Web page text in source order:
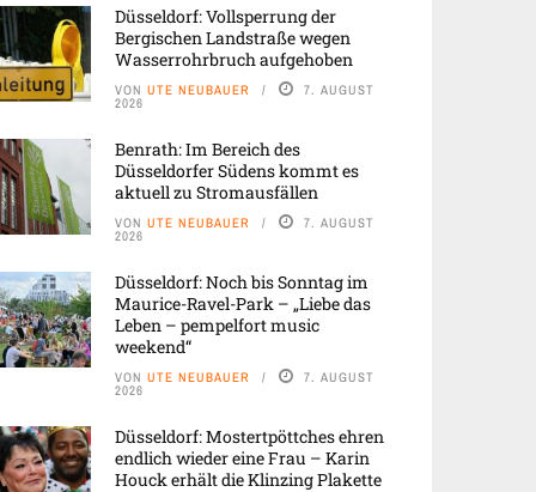
Düsseldorf: Vollsperrung der
Bergischen Landstraße wegen
Wasserrohrbruch aufgehoben
VON UTE NEUBAUER 7. AUGUST
2026
Benrath: Im Bereich des
Düsseldorfer Südens kommt es
aktuell zu Stromausfällen
VON UTE NEUBAUER 7. AUGUST
2026
Düsseldorf: Noch bis Sonntag im
Maurice-Ravel-Park – „Liebe das
Leben – pempelfort music
weekend“
VON UTE NEUBAUER 7. AUGUST
2026
Düsseldorf: Mostertpöttches ehren
endlich wieder eine Frau – Karin
Houck erhält die Klinzing Plakette